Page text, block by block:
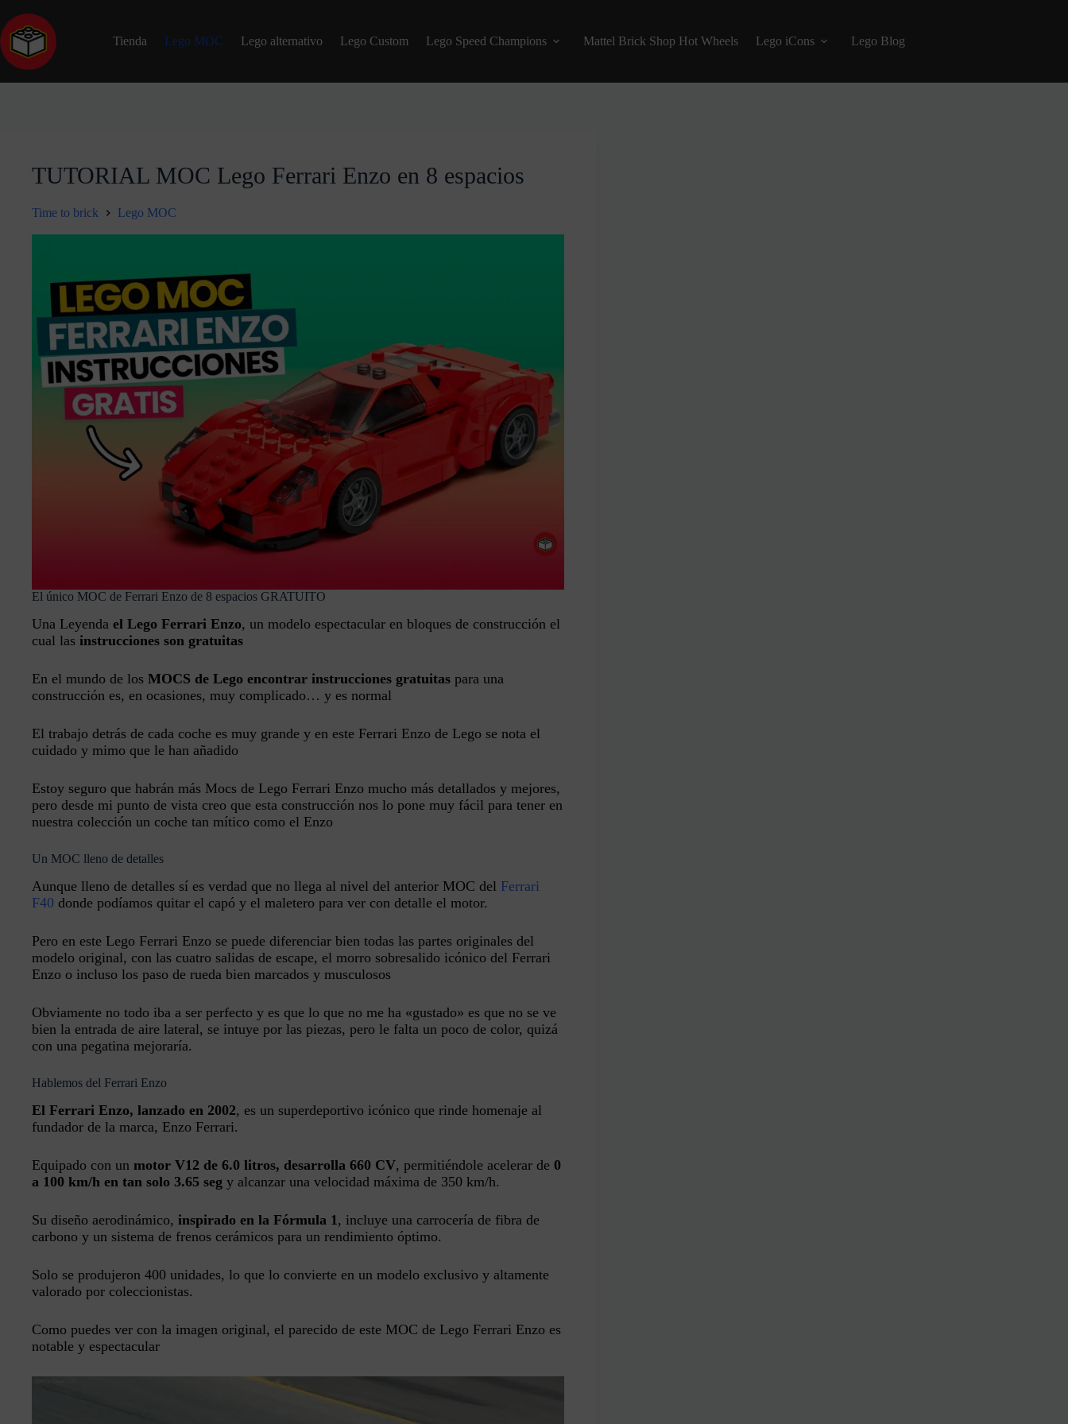
Tienda Lego MOC Lego alternativo Lego Custom Lego Speed Champions Mattel Brick Shop Hot Wheels Lego iCons Lego Blog
TUTORIAL MOC Lego Ferrari Enzo en 8 espacios
Time to brick Lego MOC
El único MOC de Ferrari Enzo de 8 espacios GRATUITO
Una Leyenda el Lego Ferrari Enzo, un modelo espectacular en bloques de construcción el
cual las instrucciones son gratuitas
En el mundo de los MOCS de Lego encontrar instrucciones gratuitas para una
construcción es, en ocasiones, muy complicado… y es normal
El trabajo detrás de cada coche es muy grande y en este Ferrari Enzo de Lego se nota el
cuidado y mimo que le han añadido
Estoy seguro que habrán más Mocs de Lego Ferrari Enzo mucho más detallados y mejores,
pero desde mi punto de vista creo que esta construcción nos lo pone muy fácil para tener en
nuestra colección un coche tan mítico como el Enzo
Un MOC lleno de detalles
Aunque lleno de detalles sí es verdad que no llega al nivel del anterior MOC del Ferrari
F40 donde podíamos quitar el capó y el maletero para ver con detalle el motor.
Pero en este Lego Ferrari Enzo se puede diferenciar bien todas las partes originales del
modelo original, con las cuatro salidas de escape, el morro sobresalido icónico del Ferrari
Enzo o incluso los paso de rueda bien marcados y musculosos
Obviamente no todo iba a ser perfecto y es que lo que no me ha «gustado» es que no se ve
bien la entrada de aire lateral, se intuye por las piezas, pero le falta un poco de color, quizá
con una pegatina mejoraría.
Hablemos del Ferrari Enzo
El Ferrari Enzo, lanzado en 2002, es un superdeportivo icónico que rinde homenaje al
fundador de la marca, Enzo Ferrari.
Equipado con un motor V12 de 6.0 litros, desarrolla 660 CV, permitiéndole acelerar de 0
a 100 km/h en tan solo 3.65 seg y alcanzar una velocidad máxima de 350 km/h.
Su diseño aerodinámico, inspirado en la Fórmula 1 , incluye una carrocería de fibra de
carbono y un sistema de frenos cerámicos para un rendimiento óptimo.
Solo se produjeron 400 unidades, lo que lo convierte en un modelo exclusivo y altamente
valorado por coleccionistas.
Como puedes ver con la imagen original, el parecido de este MOC de Lego Ferrari Enzo es
notable y espectacular